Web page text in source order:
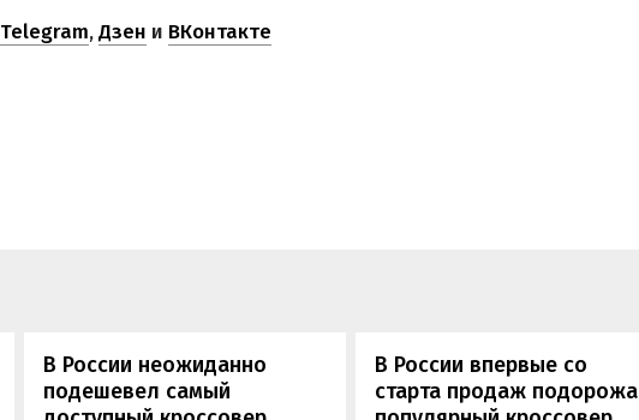
Telegram,Дзен и ВКонтакте
В России неожиданно
подешевел самый
В России впервые со
старта продаж